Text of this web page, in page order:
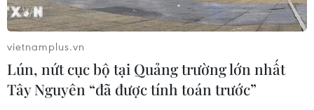
Tổng Biên tập: TRẦN TIẾN DUẨN
Phó Tổng Biên tập: NGUYỄN THỊ TÁM, KHÚC THANH
THỦY
Sở hữu trí tuệ
Quy định sử dụng
vietnamplus.vn
Lún, nứt cục bộ tại Quảng trường lớn nhất
Tây Nguyên “đã được tính toán trước”